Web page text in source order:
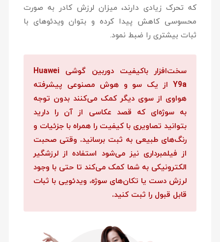
که تحرک زیادی دارند، میزان لرزش کادر به صورت
محسوسی کاهش پیدا کرده و بتوان ویدئوهای با
ثبات بیشتری را ضبط نمود.
سخت‌افزار باکیفیت دوربین گوشی Huawei
Y9a از یک سو و هوش مصنوعی پیشرفته
هواوی از سوی دیگر کمک می‌کنند بدون توجه
به سوژه‌ای که قصد عکاسی از آن را دارید
بتوانید تصاویری با کیفیت را همراه با جزئیات و
رنگ‌های طبیعی به ثبت برسانید. وقتی صحبت
از فیلمبرداری نیز می‌شود استفاده از لرزشگیر
الکترونیکی به شما کمک می‌کند تا حتی با وجود
لرزش دست یا تکان‌های سوژه، ویدئویی با ثبات
قابل قبول را ثبت کنید.